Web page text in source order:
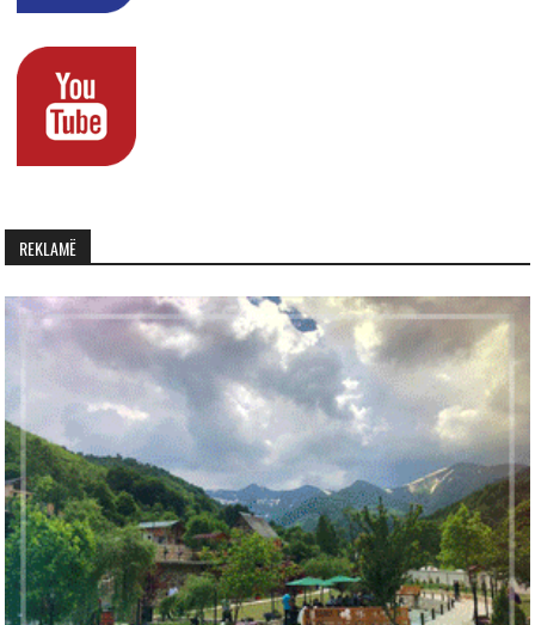
REKLAMË